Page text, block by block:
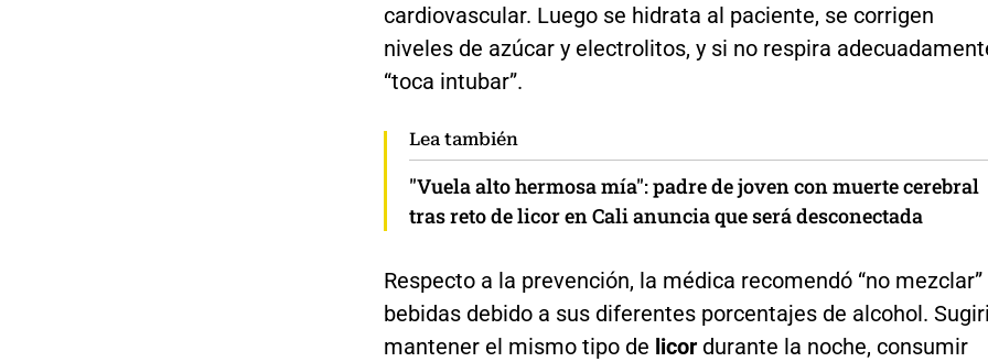
cardiovascular. Luego se hidrata al paciente, se corrigen
niveles de azúcar y electrolitos, y si no respira
“toca intubar”.
Lea también
"Vuela alto hermosa mía": padre de joven con muerte cerebral
tras reto de licor en Cali anuncia que será desconectada
Respecto a la prevención, la médica recomendó “no mezclar”
bebidas debido a sus diferentes porcentajes de alcohol.
mantener el mismo tipo de licordurante la noche, consumir